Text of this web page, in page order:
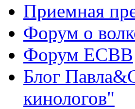
Приемная
Форум о
Форум ЕСВВ
Блог
кинологов"